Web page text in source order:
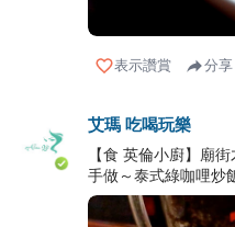
表示讚賞 分享
艾瑪 吃喝玩樂
【食 英倫小廚】廟
手做～泰式綠咖哩炒